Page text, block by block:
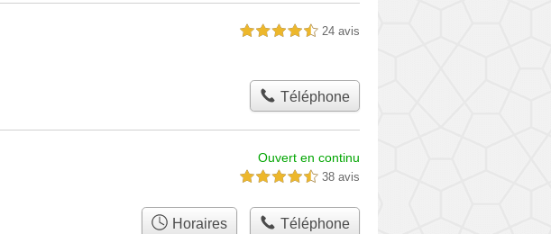
4,5 étoiles sur 5 24 avis
Téléphone
Ouvert en continu
4,5 étoiles sur 5 38 avis
Horaires Téléphone